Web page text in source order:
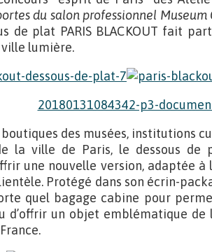
du salon professionnel
de plat PARIS BLACKOUT fait
ville lumière.
boutiques des musées, institutions
la ville de Paris, le dessous de
une nouvelle version, adaptée à
Protégé dans son écrin-
quel bagage cabine pour
d’offrir un objet emblématique